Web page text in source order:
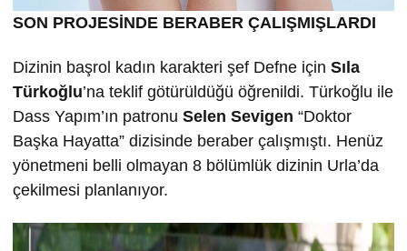
SON PROJESİNDE BERABER ÇALIŞMIŞLARDI
Dizinin başrol kadın karakteri şef Defne için Sıla
Türkoğlu’na teklif götürüldüğü öğrenildi. Türkoğlu ile
Dass Yapım’ın patronu Selen Sevigen “Doktor
Başka Hayatta” dizisinde beraber çalışmıştı. Henüz
yönetmeni belli olmayan 8 bölümlük dizinin Urla’da
çekilmesi planlanıyor.